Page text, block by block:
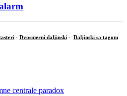
- Dvosmerni daljinski - Daljinski sa tagom